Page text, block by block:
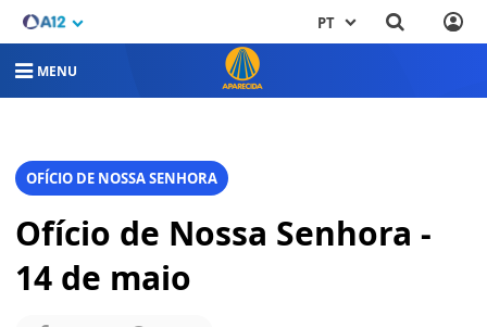
PT
MENU
OFÍCIO DE NOSSA SENHORA
Ofício de Nossa Senhora -
14 de maio